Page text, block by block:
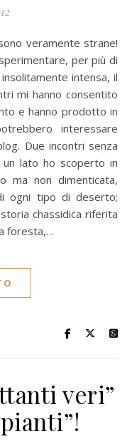
per più di
intensa, il
mi hanno consentito
e hanno prodotto in
interessare
Due incontri senza
lato ho scoperto in
ma non dimenticata,
ogni tipo di deserto;
chassidica riferita
foresta,…
veri”